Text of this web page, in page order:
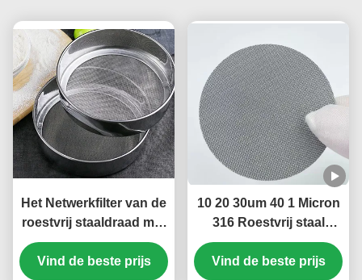
Het Netwerkfilter van de
roestvrij staaldraad met
Netwerkzeven voor
Graangewassenfiltratie
Vind de beste prijs
10 20 30um 40 1 Micron
316 Roestvrij staal
Gesinterde Filter Mesh
Plate Perforated
Vind de beste prijs